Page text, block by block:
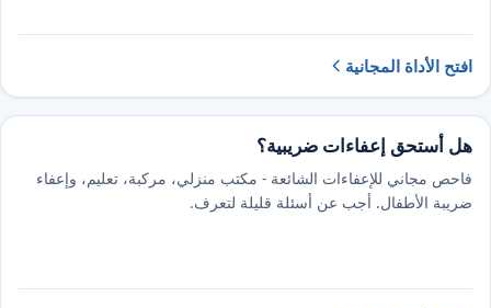
افتح الأداة المجانية
هل أستحق إعفاءات ضريبية؟
فاحص مجاني للإعفاءات الشائعة - مكتب منزلي، مركبة، تعليم، وإعفاء
ضريبة الأطفال. أجب عن أسئلة قليلة لتعرف.